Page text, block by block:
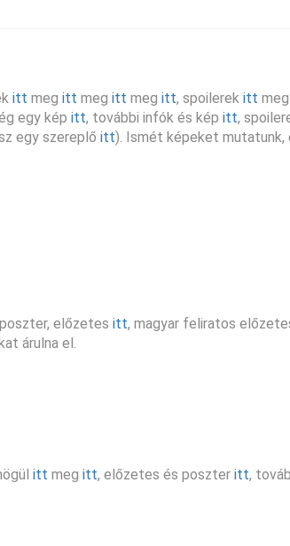
itt meg itt meg itt meg itt, spoilerek itt meg
egy kép itt, további infók és kép itt,
egy szereplő itt). Ismét képeket mutatunk,
előzetes itt, magyar feliratos
árulna el.
itt meg itt, előzetes és poszter itt,